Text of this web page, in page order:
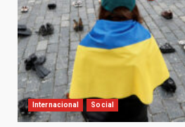
Internacional Social